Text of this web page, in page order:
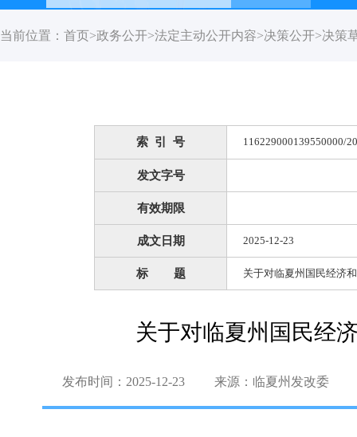
当前位置： 首页>政务公开>法定主动公开内容>决策公开>决策
索 引 号 116229000139550000/
发文字号
有效期限
成文日期 2025-12-23
标 题 关于对临夏州国民经济
关于对临夏州国民经
发布时间：2025-12-23 来源：临夏州发改委